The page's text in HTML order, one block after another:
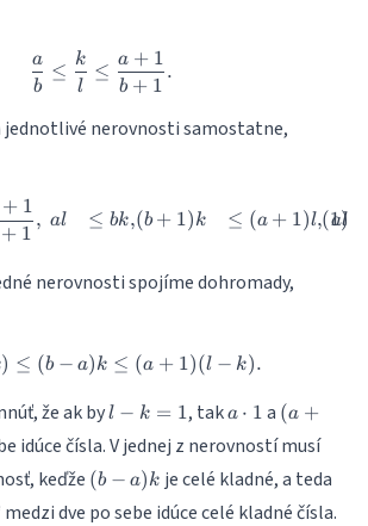
\frac{a}{b} \leq \frac{k}{l}
b
a
≤
l
k
≤
b + 1
a + 1
.
jednotlivé nerovnosti samostatne,
\begin{align} \frac{a}{b} &
+ 1
+ 1
, al ≤ bk,(b + 1)k ≤ (a + 1)l, al
nerovnosti spojíme dohromady,
a(l-k) \leq (b-a)k \leq
) ≤ (b − a)k ≤ (a + 1)(l − k).
že ak by l-
l − k = 1, taka
\cdot
1
a ⋅ 1 a (a+1)
\cdot
1
(a +
idúce čísla. V jednej z nerovností musí
keďže (b-
a)k
(b − a)k je celé kladné, a teda
dve po sebe idúce celé kladné čísla.